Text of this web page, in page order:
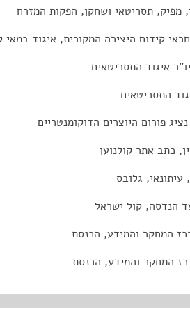
מפיק, תסריטאי ושחקן, הפקות המזרח
קידום היצירה המקורית, איגוד במאי
איגוד התסריטאים
התסריטאים
פורום היוצרים הדוקומנטריים
כתב אתר קולנוען
עיתונאי, גלובס
הנדסה, קול ישראל
המחקר והמידע, הכנסת
המחקר והמידע, הכנסת